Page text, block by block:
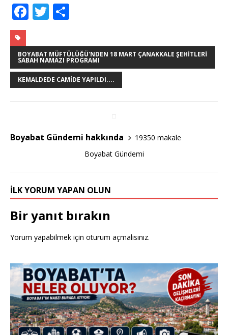
F
c
e
b
o
T
it
te
r
ar
e
BOYABAT MÜFTÜLÜĞÜ'NDEN 18 MART ÇANAKKALE ŞEHITLERI
SABAH NAMAZI PROGRAMI
KEMALDEDE CAMIDE YAPILDI....
Boyabat Gündemi hakkında
19350 makale
Boyabat Gündemi
İLK YORUM YAPAN OLUN
Bir yanıt bırakın
Yorum yapabilmek için oturum açmalısınız.